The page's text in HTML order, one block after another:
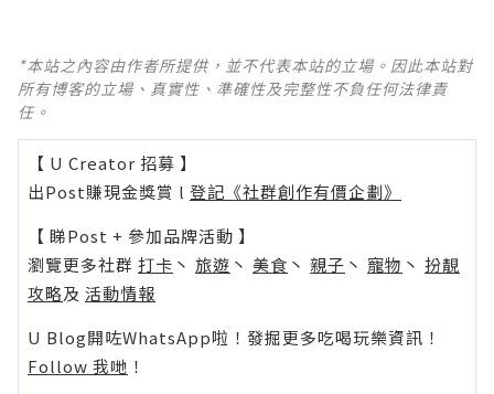
*本站之內容由作者所提供，並不代表本站的立場。因此本站對
所有博客的立場、真實性、準確性及完整性不負任何法律責
任。
【 U Creator 招募 】
出Post賺現金獎賞 l 登記《社群創作有價企劃》
【 睇Post + 參加品牌活動 】
瀏覽更多社群 打卡 丶 旅遊 丶 美食 丶 親子 丶 寵物 丶 扮靚
攻略及 活動情報
U Blog開咗WhatsApp啦！發掘更多吃喝玩樂資訊！
Follow 我哋 ！